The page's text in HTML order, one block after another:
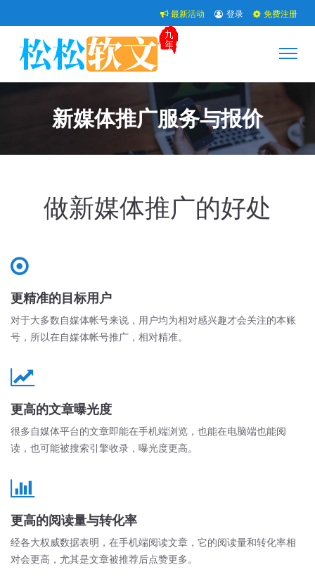
最新活动 登录 免费注册
新媒体推广服务与报价
做新媒体推广的好处
更精准的目标用户
对于大多数自媒体帐号来说，用户均为相对感兴趣才会关注的本账
号，所以在自媒体帐号推广，相对精准。
更高的文章曝光度
很多自媒体平台的文章即能在手机端浏览，也能在电脑端也能阅
读，也可能被搜索引擎收录，曝光度更高。
更高的阅读量与转化率
经各大权威数据表明，在手机端阅读文章，它的阅读量和转化率相
对会更高，尤其是文章被推荐后点赞更多。